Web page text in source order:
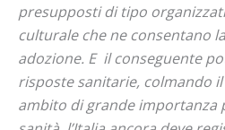
presupposti di tipo
culturale che ne consentano
adozione. E il conseguente
risposte sanitarie, colmando
ambito di grande importanza